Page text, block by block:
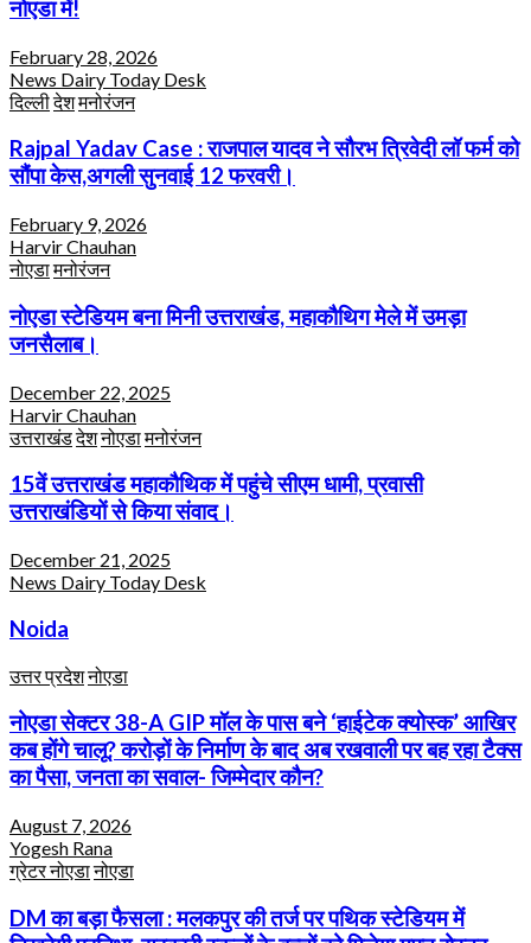
नोएडा में!
February 28, 2026
News Dairy Today Desk
दिल्लीदेशमनोरंजन
Rajpal Yadav Case : राजपाल यादव ने सौरभ त्रिवेदी लॉ फर्म को
सौंपा केस,अगली सुनवाई 12 फरवरी।
February 9, 2026
Harvir Chauhan
नोएडामनोरंजन
नोएडा स्टेडियम बना मिनी उत्तराखंड, महाकौथिग मेले में उमड़ा
जनसैलाब।
December 22, 2025
Harvir Chauhan
उत्तराखंडदेशनोएडामनोरंजन
15वें उत्तराखंड महाकौथिक में पहुंचे सीएम धामी, प्रवासी
उत्तराखंडियों से किया संवाद।
December 21, 2025
News Dairy Today Desk
Noida
उत्तर प्रदेशनोएडा
नोएडा सेक्टर 38-A GIP मॉल के पास बने ‘हाईटेक क्योस्क’ आखिर
कब होंगे चालू? करोड़ों के निर्माण के बाद अब रखवाली पर बह रहा टैक्स
का पैसा, जनता का सवाल- जिम्मेदार कौन?
August 7, 2026
Yogesh Rana
ग्रेटर नोएडानोएडा
DM का बड़ा फैसला : मलकपुर की तर्ज पर पथिक स्टेडियम में